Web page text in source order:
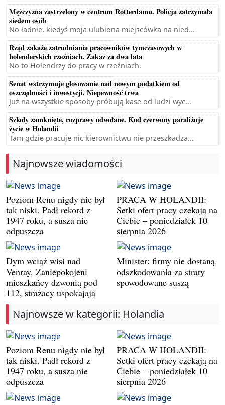
Mężczyzna zastrzelony w centrum Rotterdamu. Policja zatrzymała
siedem osób
No ładnie, kiedyś moja ulubiona miejscówka na nied...
Rząd zakaże zatrudniania pracowników tymczasowych w
holenderskich rzeźniach. Zakaz za dwa lata
No to Holendrzy do pracy w rzeźniach.
Senat wstrzymuje głosowanie nad nowym podatkiem od
oszczędności i inwestycji. Niepewność trwa
Już na wszystkie sposoby próbują kase od ludzi wyc...
Szkoły zamknięte, rozprawy odwołane. Kod czerwony paraliżuje
życie w Holandii
Tam gdzie pracuje nic kierownictwu nie przeszkadza...
Najnowsze wiadomości
Poziom Renu nigdy nie był
tak niski. Padł rekord z
1947 roku, a susza nie
odpuszcza
PRACA W HOLANDII:
Setki ofert pracy czekają na
Ciebie – poniedziałek 10
sierpnia 2026
Dym wciąż wisi nad
Venray. Zaniepokojeni
mieszkańcy dzwonią pod
112, strażacy uspokajają
Minister: firmy nie dostaną
odszkodowania za straty
spowodowane suszą
Najnowsze w kategorii: Holandia
Poziom Renu nigdy nie był
tak niski. Padł rekord z
1947 roku, a susza nie
odpuszcza
PRACA W HOLANDII:
Setki ofert pracy czekają na
Ciebie – poniedziałek 10
sierpnia 2026